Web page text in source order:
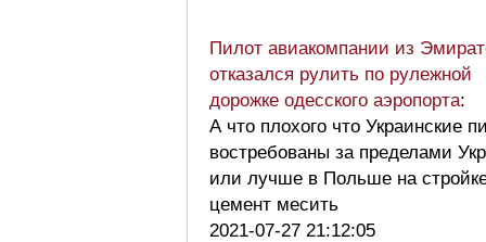
Пилот авиакомпании из
отказался рулить по рулежной
дорожке одесского аэропорта:
А что плохого что Украинские
востребованы за пределами
или лучше в Польше на
цемент месить
2021-07-27 21:12:05